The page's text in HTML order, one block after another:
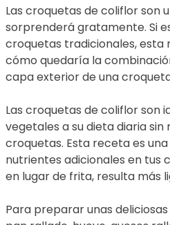
Las croquetas de coliflor son
sorprenderá gratamente. Si
croquetas tradicionales,
cómo quedaría la
capa exterior de una
Las croquetas de coliflor son
vegetales a su dieta diaria
croquetas. Esta receta es
nutrientes adicionales en tus
en lugar de frita, resulta más
Para preparar unas